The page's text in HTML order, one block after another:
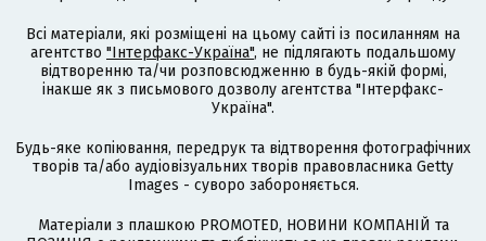
Всі матеріали, які розміщені на цьому сайті із посиланням на
агентство "Інтерфакс-Україна", не підлягають подальшому
відтворенню та/чи розповсюдженню в будь-якій формі,
інакше як з письмового дозволу агентства "Інтерфакс-
Україна".
Будь-яке копіювання, передрук та відтворення фотографічних
творів та/або аудіовізуальних творів правовласника Getty
Images - суворо забороняється.
Матеріали з плашкою PROMOTED, НОВИНИ КОМПАНІЙ та